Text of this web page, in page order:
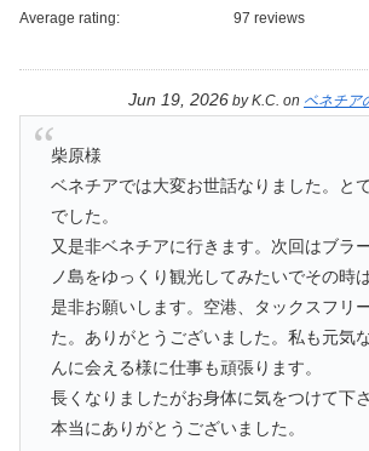
Average rating:
97 reviews
Jun 19, 2026 byK.C. on ベネチア
柴原様
ベネチアでは大変お世話なりました。と
でした。
又是非ベネチアに行きます。次回はブラ
ノ島をゆっくり観光してみたいでその時
是非お願いします。空港、タックスフリ
た。ありがとうございました。私も元気
んに会える様に仕事も頑張ります。
長くなりましたがお身体に気をつけて下
本当にありがとうございました。